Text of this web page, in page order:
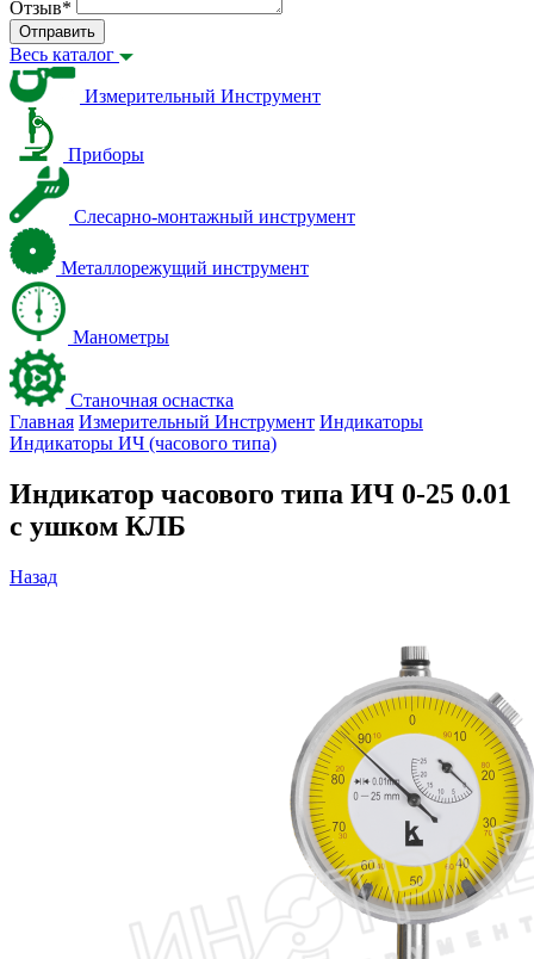
Отзыв*
Отправить
Весь каталог
Измерительный Инструмент
Приборы
Слесарно-монтажный инструмент
Металлорежущий инструмент
Манометры
Станочная оснастка
Главная Измерительный Инструмент Индикаторы
Индикаторы ИЧ (часового типа)
Индикатор часового типа ИЧ 0-25 0.01
с ушком КЛБ
Назад